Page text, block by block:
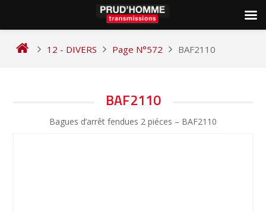
12 - DIVERS Page N°572 BAF2110
BAF2110
Bagues d’arrêt fendues 2 piéces – BAF2110